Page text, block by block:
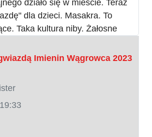
działo się w mieście. Teraz
dla dzieci. Masakra. To
Taka kultura niby. Żałosne
Imienin Wągrowca 2023